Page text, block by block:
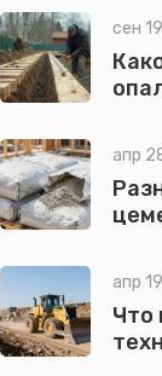
сен
апр
апр
Что